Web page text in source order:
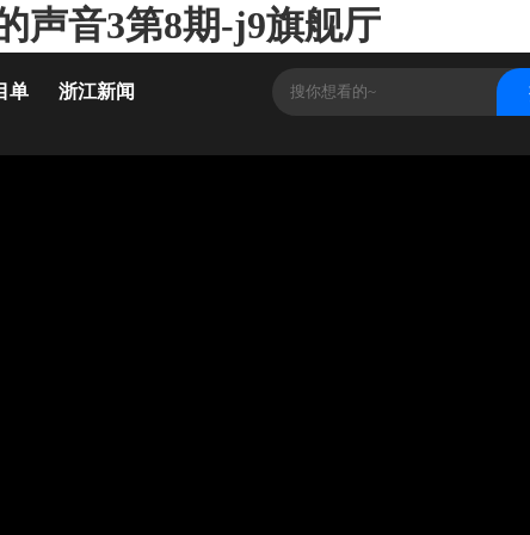
声音3第8期-j9旗舰厅
单 浙江新闻